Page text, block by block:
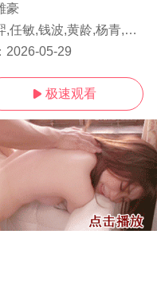
豪
龄,杨青,李媛,张耀,印小天,丁嘉丽,郑家彬,王思懿,吴刚,杨童舒,李菲儿,黄日莹,杨昆,董思成,左叶,此沙
2026-05-29
 极速观看